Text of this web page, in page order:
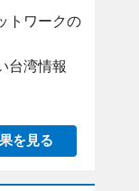
トワークの
台湾情報
を見る